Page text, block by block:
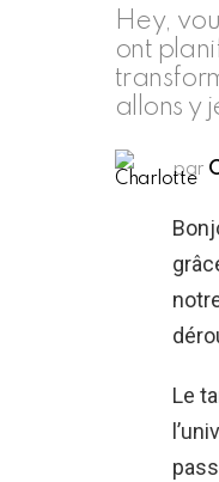
Hey,
ont
allons y
par
Le